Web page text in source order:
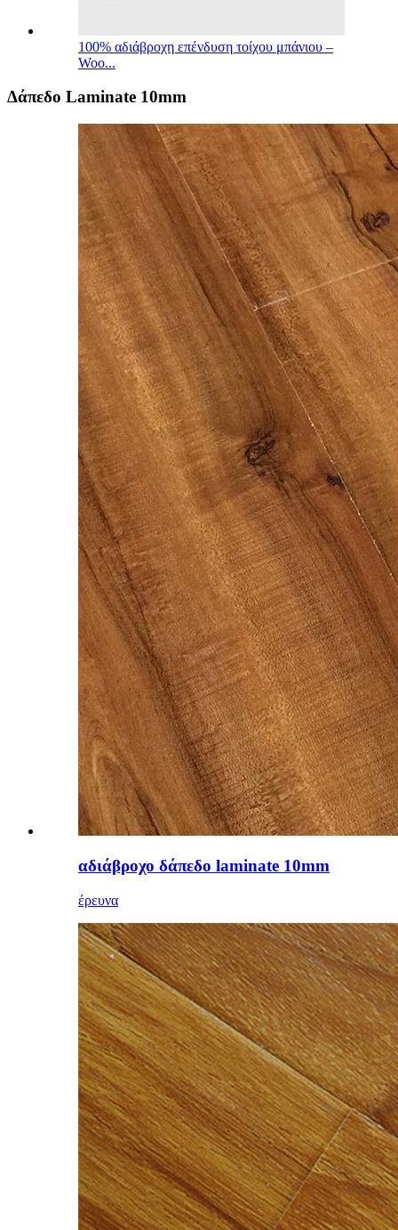
100% αδιάβροχη επένδυση τοίχου μπάνιου –
Woo...
Δάπεδο Laminate 10mm
αδιάβροχο δάπεδο laminate 10mm
έρευνα